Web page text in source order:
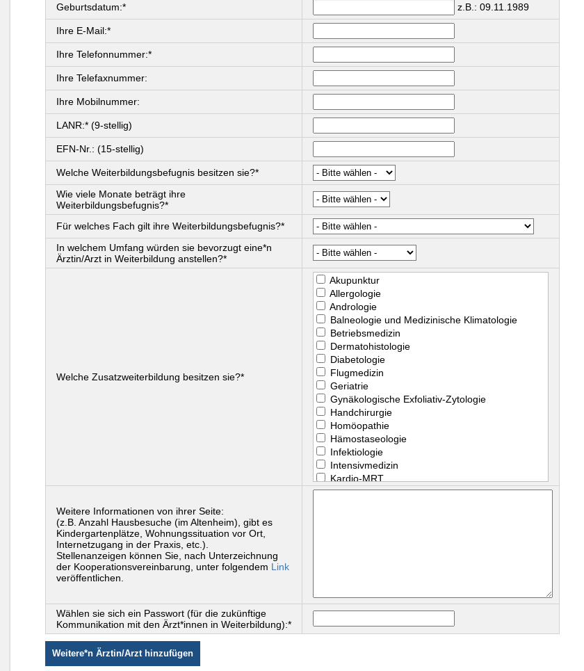
Geburtsdatum:* z.B.: 09.11.1989
Ihre E-Mail:*
Ihre Telefonnummer:*
Ihre Telefaxnummer:
Ihre Mobilnummer:
LANR:* (9-stellig)
EFN-Nr.: (15-stellig)
Welche Weiterbildungsbefugnis besitzen sie?*
Wie viele Monate beträgt ihre
Weiterbildungsbefugnis?*
Für welches Fach gilt ihre Weiterbildungsbefugnis?*
In welchem Umfang würden sie bevorzugt eine*n
Ärztin/Arzt in Weiterbildung anstellen?*
Welche Zusatzweiterbildung besitzen sie?*
Akupunktur
Allergologie
Andrologie
Balneologie und Medizinische Klimatologie
Betriebsmedizin
Dermatohistologie
Diabetologie
Flugmedizin
Geriatrie
Gynäkologische Exfoliativ-Zytologie
Handchirurgie
Homöopathie
Hämostaseologie
Infektiologie
Intensivmedizin
Kardio-MRT
Kinder-Endokrinologie und -Diabetologie
Manuelle Medizin / Chirotherapie
Medizinhygiene
Medizinische Informatik
Naturheilverfahren
Weitere Informationen von ihrer Seite:
(z.B. Anzahl Hausbesuche (im Altenheim), gibt es
Kindergartenplätze, Wohnungssituation vor Ort,
Internetzugang in der Praxis, etc.).
Stellenanzeigen können Sie, nach Unterzeichnung
der Kooperationsvereinbarung, unter folgendem Link
veröffentlichen.
Wählen sie sich ein Passwort (für die zukünftige
Kommunikation mit den Ärzt*innen in Weiterbildung):*